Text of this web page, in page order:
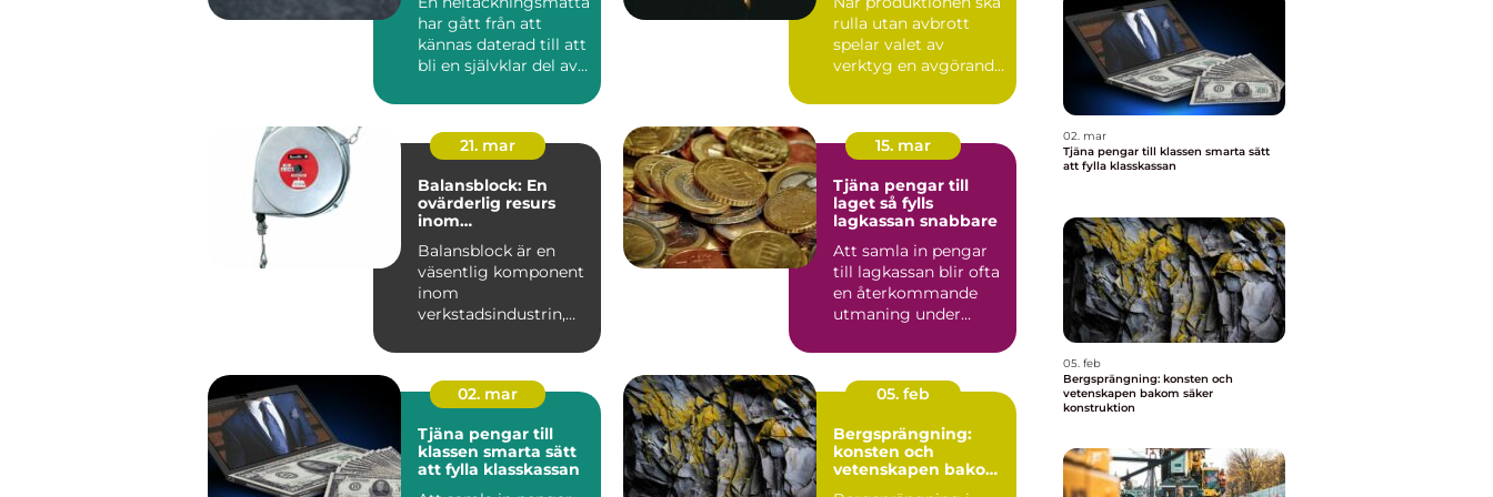
har gått från att
kännas daterad till att
bli en självklar del av
rulla utan avbrott
spelar valet av
verktyg en avgörande
21. mar
Balansblock: En
ovärderlig resurs
inom
Balansblock är en
väsentlig komponent
inom
verkstadsindustrin,
15. mar
Tjäna pengar till
laget så fylls
lagkassan snabbare
Att samla in pengar
till lagkassan blir ofta
en återkommande
utmaning under
Cupavgifter, t...
02. mar
Tjäna pengar till
klassen smarta sätt
att fylla klasskassan
05. feb
Bergsprängning:
konsten och
vetenskapen bakom
02. mar
Tjäna pengar till klassen smarta sätt
att fylla klasskassan
05. feb
Bergsprängning: konsten och
vetenskapen bakom säker
konstruktion